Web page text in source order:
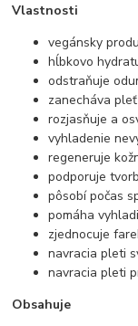
Vlastnosti
vegánsky
hĺbkovo
odstraňuje
zanecháva
rozjasňuje a
vyhladenie
regeneruje
podporuje
pôsobí počas
pomáha
zjednocuje
navracia pleti
navracia pleti
Obsahuje